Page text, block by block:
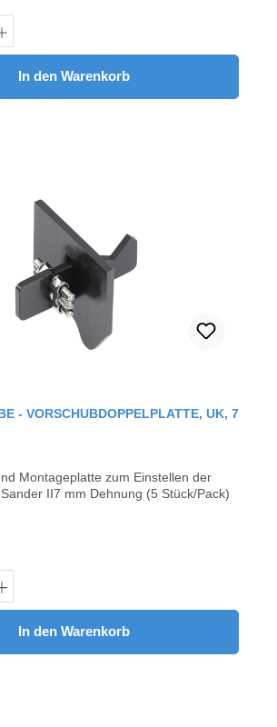
Gib den gewünschten
In den Warenkorb
- VORSCHUBDOPPELPLATTE, UK, 7
Montageplatte zum Einstellen der
II7 mm Dehnung (5 Stück/Pack)
Gib den gewünschten
In den Warenkorb